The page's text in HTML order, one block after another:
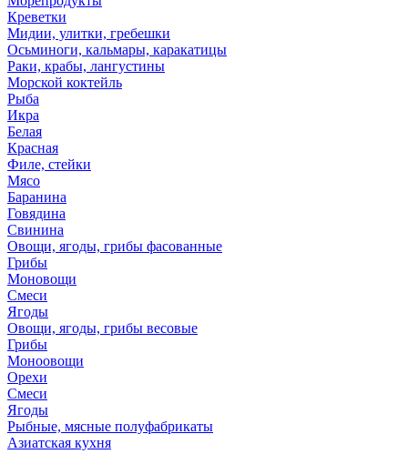
Креветки
Мидии, улитки, гребешки
Осьминоги, кальмары, каракатицы
Раки, крабы, лангустины
Морской коктейль
Рыба
Икра
Белая
Красная
Филе, стейки
Мясо
Баранина
Говядина
Свинина
Овощи, ягоды, грибы фасованные
Грибы
Моновощи
Смеси
Ягоды
Овощи, ягоды, грибы весовые
Грибы
Моноовощи
Орехи
Смеси
Ягоды
Рыбные, мясные полуфабрикаты
Азиатская кухня